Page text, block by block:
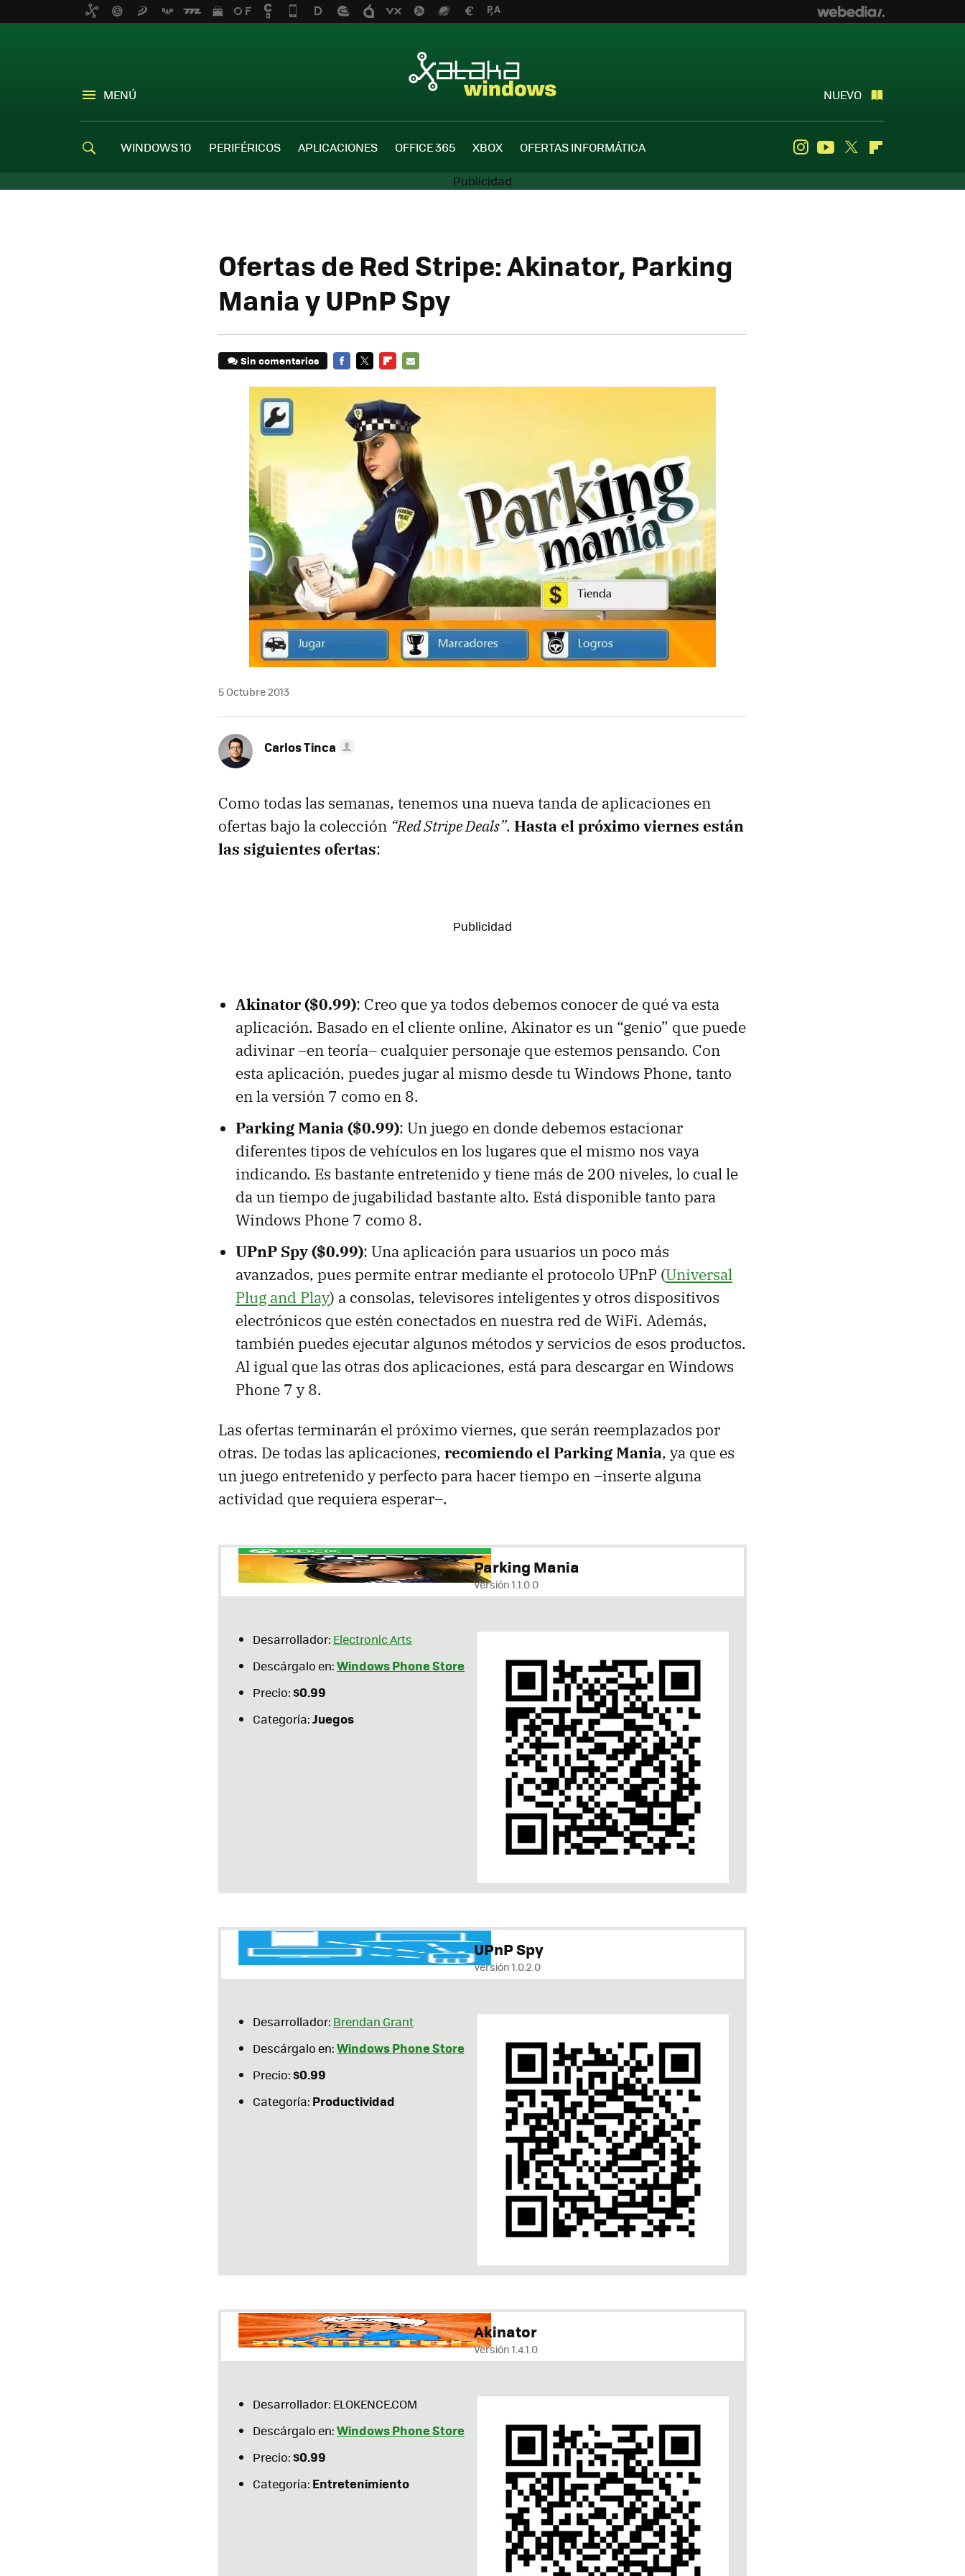
MENÚ NUEVO
WINDOWS 10 PERIFÉRICOS APLICACIONES OFFICE 365 XBOX OFERTAS INFORMÁTICA InstagramYoutube
Twitter
Ofertas de Red Stripe: Akinator, Parking
Mania y UPnP Spy
Sin comentarios
5 Octubre 2013
Carlos Tinca
Como todas las semanas, tenemos una nueva tanda de aplicaciones en
ofertas bajo la colección “Red Stripe Deals”. Hasta el próximo viernes están
las siguientes ofertas:
Akinator ($0.99): Creo que ya todos debemos conocer de qué va esta
aplicación. Basado en el cliente online, Akinator es un “genio” que puede
adivinar –en teoría– cualquier personaje que estemos pensando. Con
esta aplicación, puedes jugar al mismo desde tu Windows Phone, tanto
en la versión 7 como en 8.
Parking Mania ($0.99): Un juego en donde debemos estacionar
diferentes tipos de vehículos en los lugares que el mismo nos vaya
indicando. Es bastante entretenido y tiene más de 200 niveles, lo cual le
da un tiempo de jugabilidad bastante alto. Está disponible tanto para
Windows Phone 7 como 8.
UPnP Spy ($0.99): Una aplicación para usuarios un poco más
avanzados, pues permite entrar mediante el protocolo UPnP (Universal
Plug and Play) a consolas, televisores inteligentes y otros dispositivos
electrónicos que estén conectados en nuestra red de WiFi. Además,
también puedes ejecutar algunos métodos y servicios de esos productos.
Al igual que las otras dos aplicaciones, está para descargar en Windows
Phone 7 y 8.
Las ofertas terminarán el próximo viernes, que serán reemplazados por
otras. De todas las aplicaciones, recomiendo el Parking Mania, ya que es
un juego entretenido y perfecto para hacer tiempo en –inserte alguna
actividad que requiera esperar–.
Parking Mania
Versión 1.1.0.0
Desarrollador: Electronic Arts
Descárgalo en:Windows Phone Store
Precio:$0.99
Categoría:Juegos
UPnP Spy
Versión 1.0.2.0
Desarrollador: Brendan Grant
Descárgalo en:Windows Phone Store
Precio:$0.99
Categoría: Productividad
Akinator
Versión 1.4.1.0
Desarrollador: ELOKENCE.COM
Descárgalo en:Windows Phone Store
Precio:$0.99
Categoría: Entretenimiento